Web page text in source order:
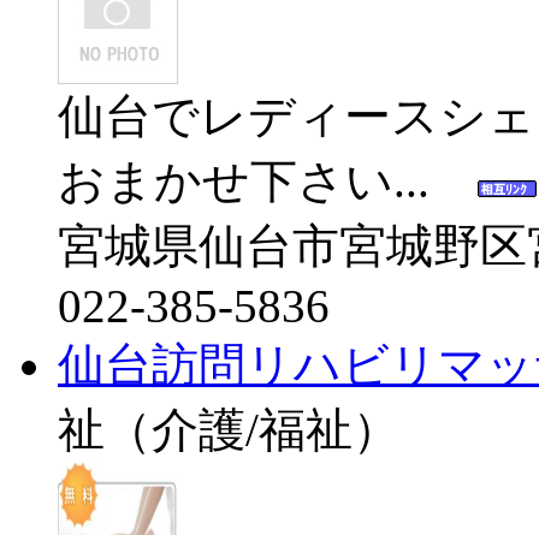
仙台でレディースシ
おまかせ下さい...
宮城県仙台市宮城野区
022-385-5836
仙台訪問リハビリマ
祉（介護/福祉）